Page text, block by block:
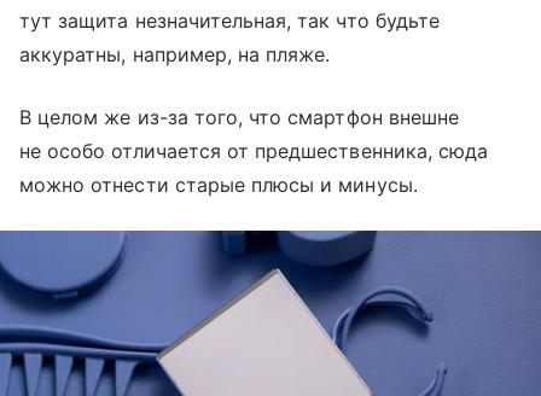
тут защита незначительная, так что будьте
аккуратны, например, на пляже.
В целом же из-за того, что смартфон внешне
не особо отличается от предшественника, сюда
можно отнести старые плюсы и минусы.